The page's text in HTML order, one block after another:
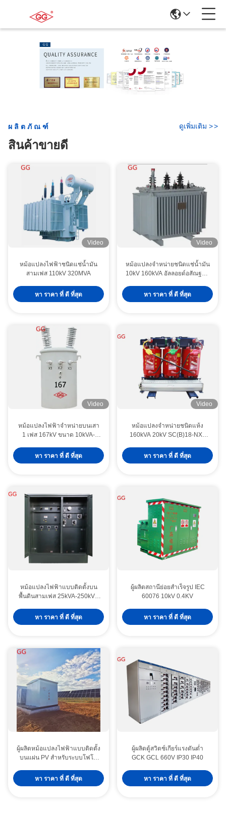
ผลิตภัณฑ์
สินค้าขายดี
ดูเพิ่มเติม >>
Video
หม้อแปลงไฟฟ้าชนิดแช่น้ำมัน
สามเฟส 110kV 320MVA
หา ราคา ที่ ดี ที่สุด
Video
หม้อแปลงจำหน่ายชนิดแช่น้ำมัน
10kV 160kVA อัลลอยด์อสัณฐาน
ประสิทธิภาพพลังงาน 2
หา ราคา ที่ ดี ที่สุด
Video
หม้อแปลงไฟฟ้าจำหน่ายบนเสา
1 เฟส 167kV ขนาด 10kVA-
หา ราคา ที่ ดี ที่สุด
Video
หม้อแปลงจำหน่ายชนิดแห้ง
160kVA 20kV SC(B)18-NX1
หา ราคา ที่ ดี ที่สุด
หม้อแปลงไฟฟ้าแบบติดตั้งบน
พื้นดินสามเฟส 25kVA-250kVA
ติดตั้งบนพื้นดิน
หา ราคา ที่ ดี ที่สุด
ผู้ผลิตสถานีย่อยสำเร็จรูป IEC
60076 10kV 0.4KV
หา ราคา ที่ ดี ที่สุด
ผู้ผลิตหม้อแปลงไฟฟ้าแบบติดตั้ง
บนแผ่น PV สำหรับระบบโฟโต
หา ราคา ที่ ดี ที่สุด
ผู้ผลิตตู้สวิตช์เกียร์แรงดันต่ำ
GCK GCL 660V IP30 IP40
หา ราคา ที่ ดี ที่สุด